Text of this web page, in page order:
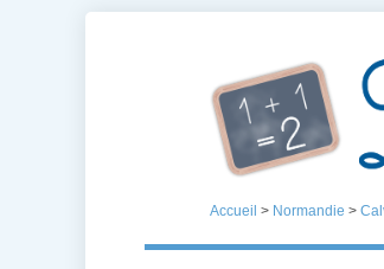
Accueil > Normandie >